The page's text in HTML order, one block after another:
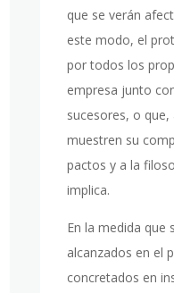
que se verán
este modo, el
por todos los
empresa junto
sucesores, o
muestren su
pactos y a la
implica.
En la medida que
alcanzados en el
concretados en